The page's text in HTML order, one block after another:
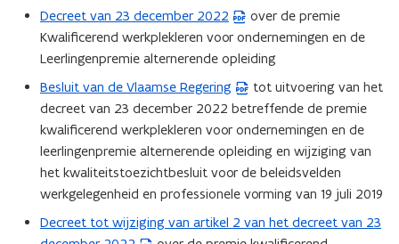
v
e
n
s
t
e
r
s
t
a
n
d
o
p
e
n
t
i
s
t
a
d
o
p
e
n
t
i
Decreet van 23 december 2022
(
P
D
F
b
e
s
t
a
d
over de premie
Kwalificerend werkplekleren voor ondernemingen en de
Leerlingenpremie alternerende opleiding
Besluit van de Vlaamse Regering
(
P
D
F
b
e
s
t
tot uitvoering van het
decreet van 23 december 2022 betreffende de premie
kwalificerend werkplekleren voor ondernemingen en de
leerlingenpremie alternerende opleiding en wijziging van
het kwaliteitstoezichtbesluit voor de beleidsvelden
werkgelegenheid en professionele vorming van 19 juli 2019
Decreet tot wijziging van artikel 2 van het decreet van 23
(